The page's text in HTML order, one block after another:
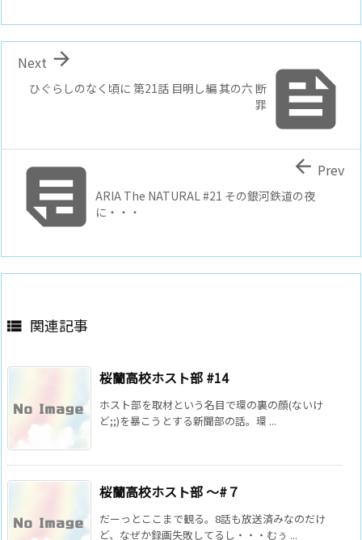

ひぐらしのなく頃に 第21話 目明し編 其の六 断
罪

Next
ARIA The NATURAL #21 その銀河鉄道の夜
に・・・
 Prev
 関連記事
桜蘭高校ホスト部 #14
ホスト部を取材という名目で環の裏の顔(ないけ
ど;;)を暴こうとする新聞部の話。環 ...
桜蘭高校ホスト部 ～#７
だーっとここまで観る。8話も放送済みなのだけ
ど、なぜか録画失敗してるし・・・むぅ ...